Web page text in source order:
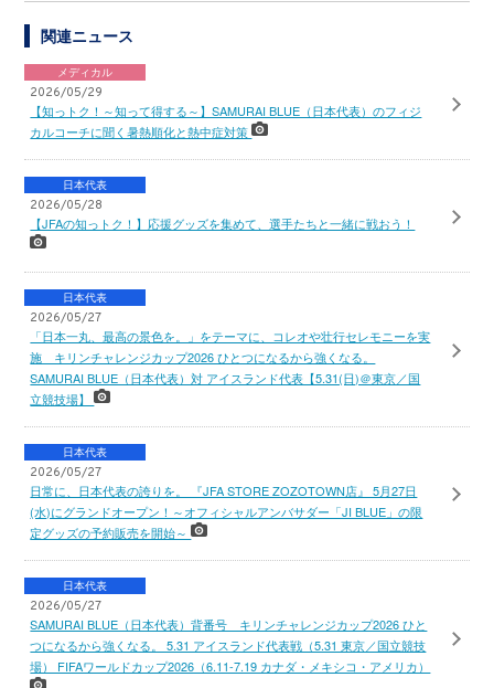
関連ニュース
メディカル
2026/05/29
【知っトク！～知って得する～】SAMURAI BLUE（日本代表）のフィジ
カルコーチに聞く暑熱順化と熱中症対策
日本代表
2026/05/28
【JFAの知っトク！】応援グッズを集めて、選手たちと一緒に戦おう！
日本代表
2026/05/27
「日本一丸、最高の景色を。」をテーマに、コレオや壮行セレモニーを実
施 キリンチャレンジカップ2026 ひとつになるから強くなる。
SAMURAI BLUE（日本代表）対 アイスランド代表【5.31(日)＠東京／国
立競技場】
日本代表
2026/05/27
日常に、日本代表の誇りを。 『JFA STORE ZOZOTOWN店』 5月27日
(水)にグランドオープン！～オフィシャルアンバサダー「JI BLUE」の限
定グッズの予約販売を開始～
日本代表
2026/05/27
SAMURAI BLUE（日本代表）背番号 キリンチャレンジカップ2026 ひと
つになるから強くなる。 5.31 アイスランド代表戦（5.31 東京／国立競技
場） FIFAワールドカップ2026（6.11-7.19 カナダ・メキシコ・アメリカ）